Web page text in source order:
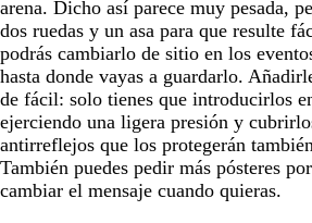
arena. Dicho así parece muy pesada,
dos ruedas y un asa para que resulte
podrás cambiarlo de sitio en los
hasta donde vayas a guardarlo.
de fácil: solo tienes que introducirlos
ejerciendo una ligera presión y
antirreflejos que los protegerán
También puedes pedir más pósteres
cambiar el mensaje cuando quieras.